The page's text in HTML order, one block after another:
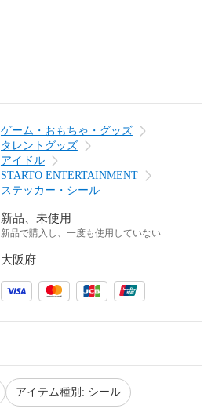
ゲーム・おもちゃ・グッズ
タレントグッズ
アイドル
STARTO ENTERTAINMENT
ステッカー・シール
新品、未使用
新品で購入し、一度も使用していない
大阪府
アイテム種別: シール